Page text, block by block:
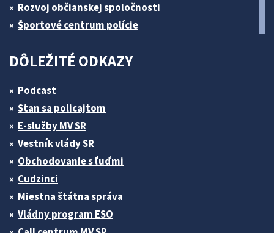
Rozvoj občianskej spoločnosti
Športové centrum polície
DÔLEŽITÉ ODKAZY
Podcast
Stan sa policajtom
E-služby MV SR
Vestník vlády SR
Obchodovanie s ľuďmi
Cudzinci
Miestna štátna správa
Vládny program ESO